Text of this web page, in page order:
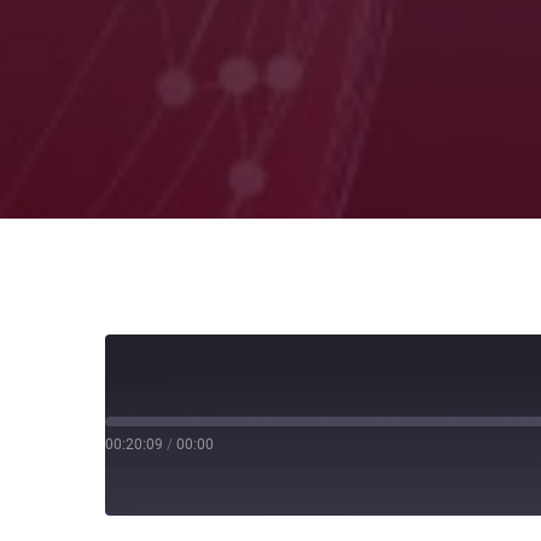
00:00
/
00:20:09